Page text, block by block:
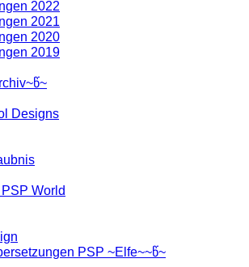
2022
2021
2020
2019
Designs
World
PSP ~Elfe~~წ~